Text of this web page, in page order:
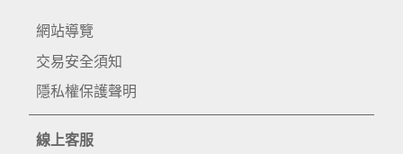
網站導覽
交易安全須知
隱私權保護聲明
線上客服